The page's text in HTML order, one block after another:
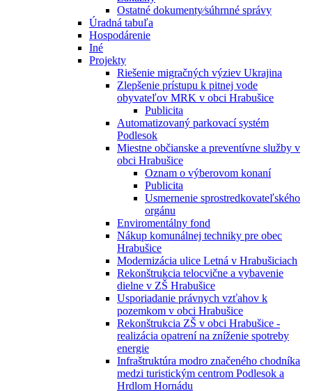
Ostatné dokumenty⁄súhrnné správy
Úradná tabuľa
Hospodárenie
Iné
Projekty
Riešenie migračných výziev Ukrajina
Zlepšenie prístupu k pitnej vode
obyvateľov MRK v obci Hrabušice
Publicita
Automatizovaný parkovací systém
Podlesok
Miestne občianske a preventívne služby v
obci Hrabušice
Oznam o výberovom konaní
Publicita
Usmernenie sprostredkovateľského
orgánu
Enviromentálny fond
Nákup komunálnej techniky pre obec
Hrabušice
Modernizácia ulice Letná v Hrabušiciach
Rekonštrukcia telocvične a vybavenie
dielne v ZŠ Hrabušice
Usporiadanie právnych vzťahov k
pozemkom v obci Hrabušice
Rekonštrukcia ZŠ v obci Hrabušice -
realizácia opatrení na zníženie spotreby
energie
Infraštruktúra modro značeného chodníka
medzi turistickým centrom Podlesok a
Hrdlom Hornádu